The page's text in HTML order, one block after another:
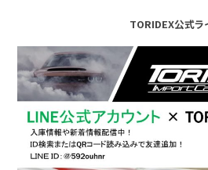
TORIDEX公式ラ